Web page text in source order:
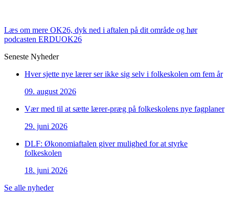
Læs om mere OK26, dyk ned i aftalen på dit område og hør
podcasten ERDUOK26
Seneste Nyheder
Hver sjette nye lærer ser ikke sig selv i folkeskolen om fem år
09. august 2026
Vær med til at sætte lærer-præg på folkeskolens nye fagplaner
29. juni 2026
DLF: Økonomiaftalen giver mulighed for at styrke
folkeskolen
18. juni 2026
Se alle nyheder